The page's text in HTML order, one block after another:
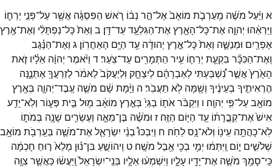
א וַיַּ֨עַל מֹשֶׁ֜ה מֵֽעַרְבֹ֤ת מוֹאָב֙אֶל־הַ֣ר נְב֔וֹ רֹ֚אשׁ הַפִּסְגָּ֔ה אֲשֶׁ֖רעַל־פְּנֵ֣י יְרֵח֑וֹ
וַיַּרְאֵ֨הוּ יְהוָ֧ה אֶת־כָּל־הָאָ֛רֶץאֶת־הַגִּלְעָ֖דעַד־דָּֽן׃ ב וְאֵת֙כָּל־נַפְתָּלִ֔י וְאֶת־אֶ֥רֶץ
אֶפְרַ֖יִם וּמְנַשֶּׁ֑ה וְאֵת֙כָּל־אֶ֣רֶץ יְהוּדָ֔ה עַ֖ד הַיָּ֥ם הָאַחֲרֽוֹן׃ ג וְאֶת־הַנֶּ֗גֶב
וְֽאֶת־הַכִּכָּ֞ר בִּקְעַ֧ת יְרֵח֛וֹ עִ֥יר הַתְּמָרִ֖ים עַד־צֹֽעַר׃ד וַיֹּ֨אמֶר יְהוָ֜ה אֵלָ֗יו זֹ֤את
הָאָ֙רֶץ֙אֲשֶׁ֣רנִ֠שְׁבַּעְתִּי לְאַבְרָהָ֨ם לְיִצְחָ֤ק וּֽלְיַעֲקֹב֙לֵאמֹ֔רלְזַרְעֲךָ֖אֶתְּנֶ֑נָּה
הֶרְאִיתִ֣יךָ בְעֵינֶ֔יךָ וְשָׁ֖מָּה לֹ֥א תַעֲבֹֽר׃ ה וַיָּ֨מָת שָׁ֜ם מֹשֶׁ֧ה עֶֽבֶד־יְהוָ֛ה בְּאֶ֥רֶץ
מוֹאָ֖בעַל־פִּ֥י יְהוָֽה׃ ו וַיִּקְבֹּ֨ראֹת֤וֹ בַגַּיְ֙ בְּאֶ֣רֶץ מוֹאָ֔ב מ֖וּל בֵּ֣ית פְּע֑וֹר וְלֹֽא־יָדַ֥ע
אִישׁ֙אֶת־קְבֻ֣רָת֔וֹ עַ֖ד הַיּ֥וֹם הַזֶּֽה׃ ז וּמֹשֶׁ֗ה בֶּן־מֵאָ֧ה וְעֶשְׂרִ֛ים שָׁנָ֖ה בְּמֹת֑וֹ
לֹֽא־כָהֲתָ֥ה עֵינ֖וֹ וְלֹא־נָ֥סלֵחֹֽה׃ ח וַיִּבְכּוּ֩ בְנֵ֨י יִשְׂרָאֵ֧לאֶת־מֹשֶׁ֛ה בְּעַֽרְבֹ֥ת מוֹאָ֖ב
שְׁלֹשִׁ֣ים י֑וֹם וַֽיִּתְּמ֔וּ יְמֵ֥י בְכִ֖י אֵ֥בֶל מֹשֶֽׁה׃ ט וִֽיהוֹשֻׁ֣עַ בִּן־נ֗וּן מָלֵא֙ ר֣וּחַ חָכְמָ֔ה
כִּֽי־סָמַ֥ךְ מֹשֶׁ֛ה אֶת־יָדָ֖יו עָלָ֑יו וַיִּשְׁמְע֨וּאֵלָ֤יו בְּנֵֽי־יִשְׂרָאֵל֙ וַֽיַּעֲשׂ֔וּכַּאֲשֶׁ֛ר צִוָּ֥ה